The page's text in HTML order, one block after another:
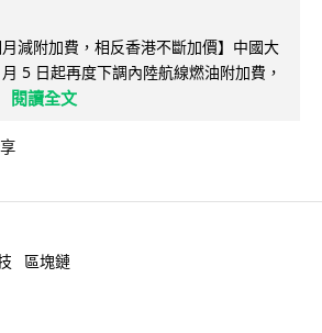
月減附加費，相反香港不斷加價】中國大
5 日起再度下調內陸航線燃油附加費，
閱讀全文
區塊鏈